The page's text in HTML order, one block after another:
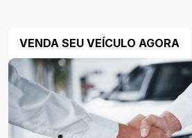
VENDA SEU VEÍCULO AGORA